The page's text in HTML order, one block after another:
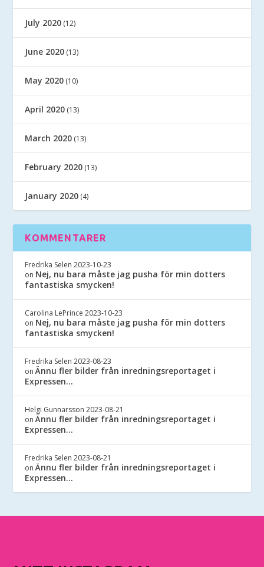
July 2020 (12)
June 2020 (13)
May 2020 (10)
April 2020 (13)
March 2020 (13)
February 2020 (13)
January 2020 (4)
KOMMENTARER
Fredrika Selen 2023-10-23
on Nej, nu bara måste jag pusha för min dotters
fantastiska smycken!
Carolina LePrince 2023-10-23
on Nej, nu bara måste jag pusha för min dotters
fantastiska smycken!
Fredrika Selen 2023-08-23
onÄnnu fler bilder från inredningsreportaget i
Expressen…
Helgi Gunnarsson 2023-08-21
onÄnnu fler bilder från inredningsreportaget i
Expressen…
Fredrika Selen 2023-08-21
onÄnnu fler bilder från inredningsreportaget i
Expressen…